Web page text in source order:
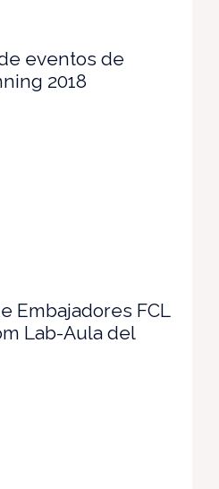
eventos de
2018
Embajadores FCL
Lab-Aula del